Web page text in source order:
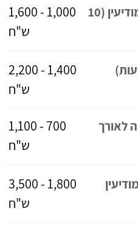
השכרת מיניבוס לחתונה במודיעין (10
1,000 - 1,600
ש"ח
1,400 - 2,200
ש"ח
לאורך
700 - 1,100
ש"ח
1,800 - 3,500
ש"ח